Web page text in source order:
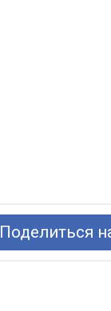
Поделиться